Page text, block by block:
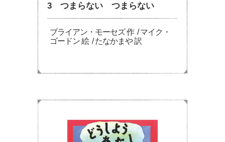
3 つまらない つまらない
ブライアン・モーセズ 作 / マイク・
ゴードン 絵 / たなかまや 訳